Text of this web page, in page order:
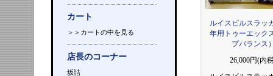
カート
＞＞カートの中を見る
店長のコーナー
坂詰
ルイスビルスラ
年用トゥーエック
プバランス
26,000円(内